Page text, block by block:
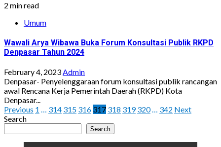
2 min read
Umum
Wawali Arya Wibawa Buka Forum Konsultasi Publik RKPD
Denpasar Tahun 2024
February 4, 2023Admin
Denpasar- Penyelenggaraan forum konsultasi publik rancangan
awal Rencana Kerja Pemerintah Daerah (RKPD) Kota
Denpasar...
Posts
pagination
Previous 1 … 314 315 316 317 318 319 320… 342 Next
Search
Search